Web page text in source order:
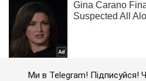
Ми в Telegram! Підписуйся!